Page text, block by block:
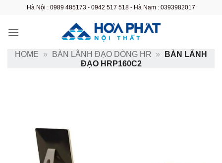
nội
Hà Nội : 0989 485173 - 0942 517 518 - Hà Nam : 0393982017
HOME » BÀN LÃNH ĐẠO DÒNG HR »
BÀN LÃNH
ĐẠO HRP160C2